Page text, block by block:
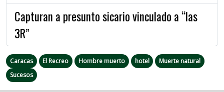
Capturan a presunto sicario vinculado a “las
3R”
Caracas El Recreo Hombre muerto hotel
Muerte natural
Sucesos